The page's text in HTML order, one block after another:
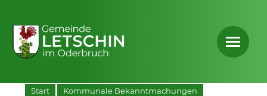
Start
Kommunale Bekanntmachungen